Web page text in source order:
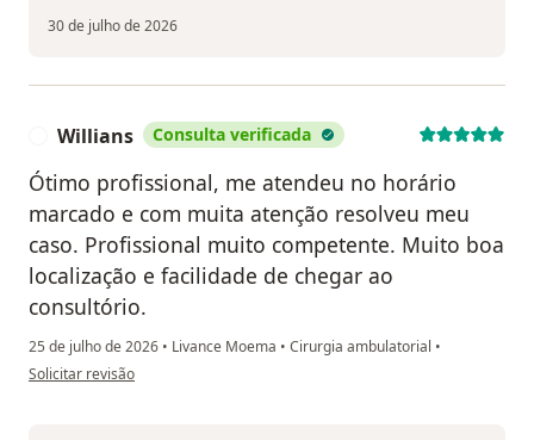
30 de julho de 2026
Willians Consulta verificada
Ótimo profissional, me atendeu no horário
marcado e com muita atenção resolveu meu
caso. Profissional muito competente. Muito boa
localização e facilidade de chegar ao
consultório.
25 de julho de 2026 • Livance Moema • Cirurgia ambulatorial •
na opinião do utilizador Willians
Solicitar revisão